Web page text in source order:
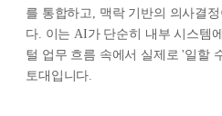
를 통합하고, 맥락 기반의 의사결
다. 이는 AI가 단순히 내부 시스템
털 업무 흐름 속에서 실제로 '일할
토대입니다.